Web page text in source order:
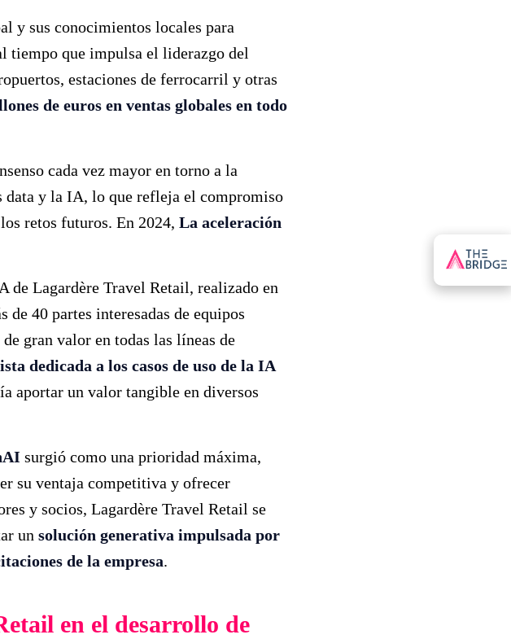
y sus conocimientos locales para
tiempo que impulsa el liderazgo del
estaciones de ferrocarril y otras
de euros en ventas globales en todo
cada vez mayor en torno a la
data y la IA, lo que refleja el compromiso
retos futuros. En 2024, La aceleración
de Lagardère Travel Retail, realizado en
40 partes interesadas de equipos
gran valor en todas las líneas de
dedicada a los casos de uso de la IA
aportar un valor tangible en diversos
surgió como una prioridad máxima,
su ventaja competitiva y ofrecer
y socios, Lagardère Travel Retail se
un solución generativa impulsada por
de la empresa.
en el desarrollo de